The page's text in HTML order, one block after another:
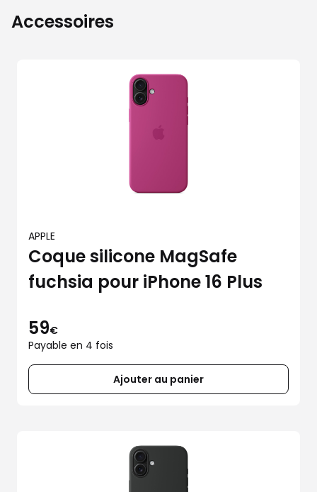
Accessoires
APPLE
Coque silicone MagSafe
fuchsia pour iPhone 16 Plus
59€
Payable en 4 fois
Ajouter au panier